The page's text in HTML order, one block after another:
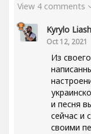
View 4 comments
Kyrylo
Oct 12, 2021
Из
и песня
сейчас и
своими